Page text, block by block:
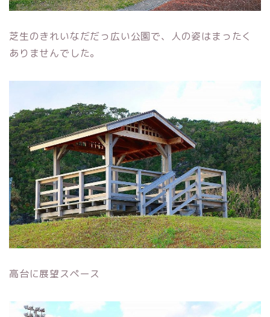
芝生のきれいなだだっ広い公園で、人の姿はまったく
ありませんでした。
高台に展望スペース